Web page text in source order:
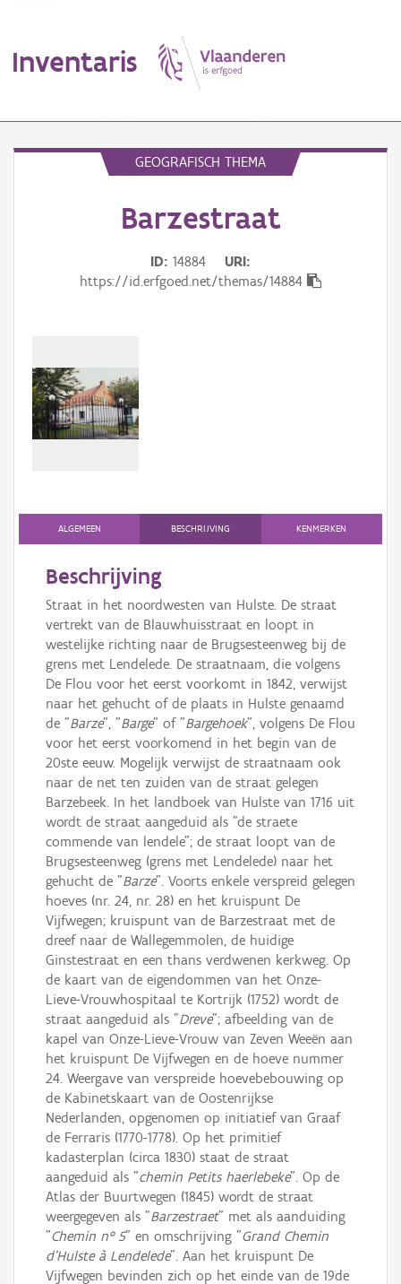
Inventaris
Gebeurtenis
Persoon of collectief
Aanmelden
GEOGRAFISCH THEMA
Barzestraat
ID 14884
URI
https://id.erfgoed.net/themas/14884
ALGEMEEN BESCHRIJVING KENMERKEN
Beschrijving
Straat in het noordwesten van Hulste. De straat
vertrekt van de Blauwhuisstraat en loopt in
westelijke richting naar de Brugsesteenweg bij de
grens met Lendelede. De straatnaam, die volgens
De Flou voor het eerst voorkomt in 1842, verwijst
naar het gehucht of de plaats in Hulste genaamd
de "Barze", "Barge" of "Bargehoek", volgens De Flou
voor het eerst voorkomend in het begin van de
20ste eeuw. Mogelijk verwijst de straatnaam ook
naar de net ten zuiden van de straat gelegen
Barzebeek. In het landboek van Hulste van 1716 uit
wordt de straat aangeduid als "de straete
commende van lendele"; de straat loopt van de
Brugsesteenweg (grens met Lendelede) naar het
gehucht de "Barze". Voorts enkele verspreid gelegen
hoeves (nr. 24, nr. 28) en het kruispunt De
Vijfwegen; kruispunt van de Barzestraat met de
dreef naar de Wallegemmolen, de huidige
Ginstestraat en een thans verdwenen kerkweg. Op
de kaart van de eigendommen van het Onze-
Lieve-Vrouwhospitaal te Kortrijk (1752) wordt de
straat aangeduid als "Dreve"; afbeelding van de
kapel van Onze-Lieve-Vrouw van Zeven Weeën aan
het kruispunt De Vijfwegen en de hoeve nummer
24. Weergave van verspreide hoevebebouwing op
de Kabinetskaart van de Oostenrijkse
Nederlanden, opgenomen op initiatief van Graaf
de Ferraris (1770-1778). Op het primitief
kadasterplan (circa 1830) staat de straat
aangeduid als "chemin Petits haerlebeke". Op de
Atlas der Buurtwegen (1845) wordt de straat
weergegeven als "Barzestraet" met als aanduiding
"Chemin n° 5" en omschrijving "Grand Chemin
d'Hulste à Lendelede". Aan het kruispunt De
Vijfwegen bevinden zich op het einde van de 19de